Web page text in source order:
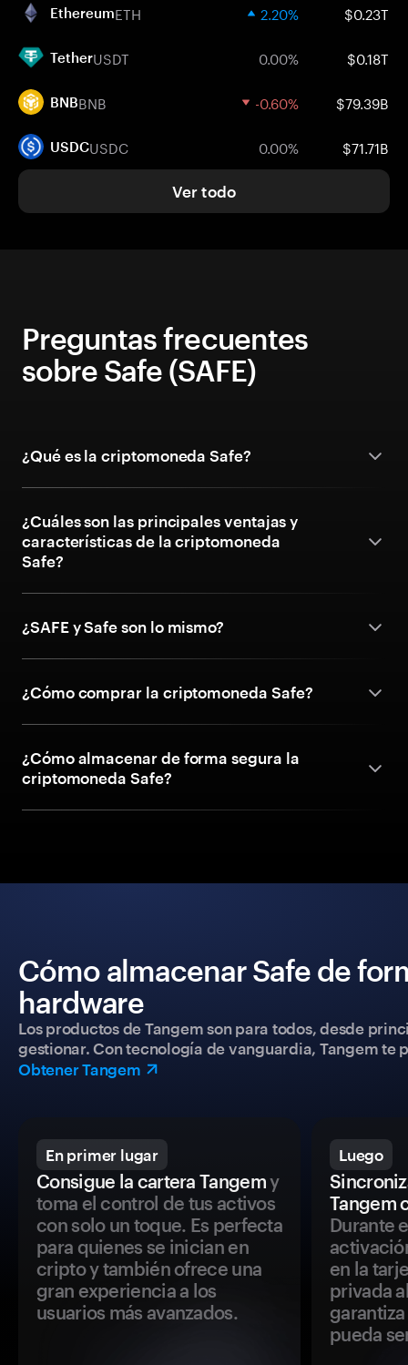
EthereumETH 2.20% $0.23T
TetherUSDT 0.00% $0.18T
BNBBNB -0.60% $79.39B
USDCUSDC 0.00% $71.71B
Ver todo
Preguntas frecuentes
sobre Safe (SAFE)
¿Qué es la criptomoneda Safe?
¿Cuáles son las principales ventajas y
características de la criptomoneda
Safe?
¿SAFE y Safe son lo mismo?
¿Cómo comprar la criptomoneda Safe?
¿Cómo almacenar de forma segura la
criptomoneda Safe?
Cómo almacenar Safe de
hardware
Los productos de Tangem son para todos, desde
gestionar. Con tecnología de vanguardia, Tangem
Obtener Tangem
En primer lugar
Consigue la cartera Tangemy
toma el control de tus activos
con solo un toque. Es perfecta
para quienes se inician en
cripto y también ofrece una
gran experiencia a los
usuarios más avanzados.
Luego
Tangem
Durante
en la
privada
pueda